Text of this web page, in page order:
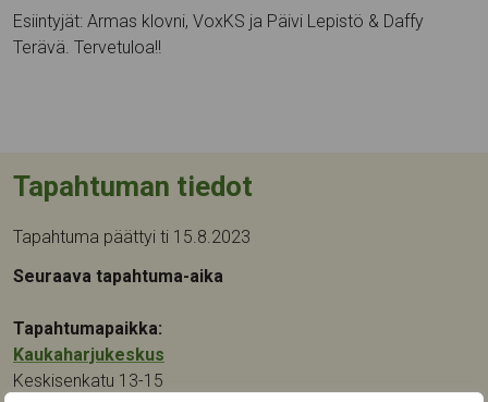
Esiintyjät: Armas klovni, VoxKS ja Päivi Lepistö & Daffy
Terävä. Tervetuloa!!
Tapahtuman tiedot
Tapahtuma päättyi ti 15.8.2023
Seuraava tapahtuma-aika
Tapahtumapaikka:
Kaukaharjukeskus
Keskisenkatu 13-15